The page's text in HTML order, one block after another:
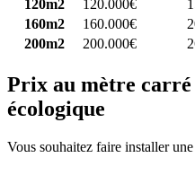
120m2
120.000€
160m2
160.000€
200m2
200.000€
Prix au mètre carré
écologique
Vous souhaitez faire installer